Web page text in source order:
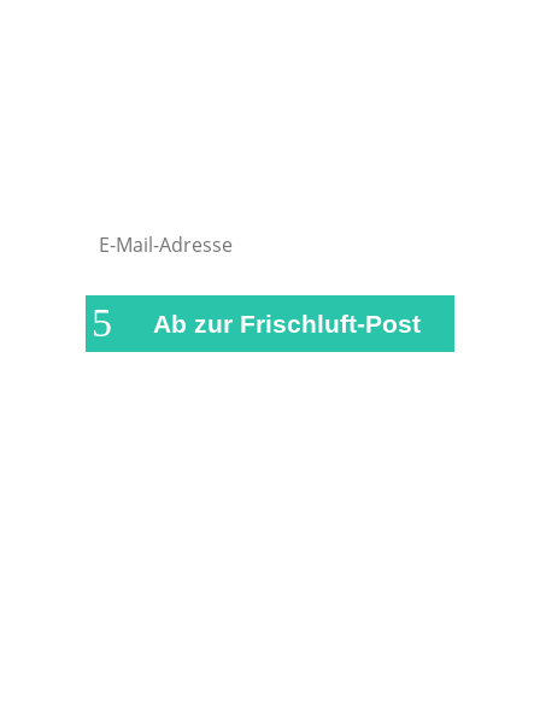
Ab zur Frischluft-Post